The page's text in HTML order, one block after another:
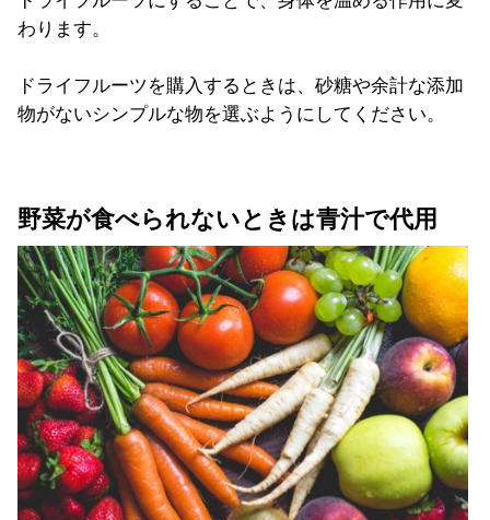
わります。
ドライフルーツを購入するときは、砂糖や余計な添加
物がないシンプルな物を選ぶようにしてください。
野菜が食べられないときは青汁で代用